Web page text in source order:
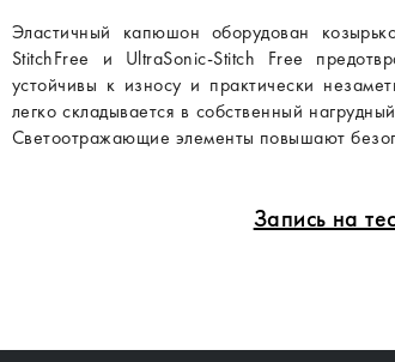
Эластичный капюшон оборудован
StitchFree и UltraSonic-Stitch Free
устойчивы к износу и практически
легко складывается в собственный
Светоотражающие элементы повышают
Запись на